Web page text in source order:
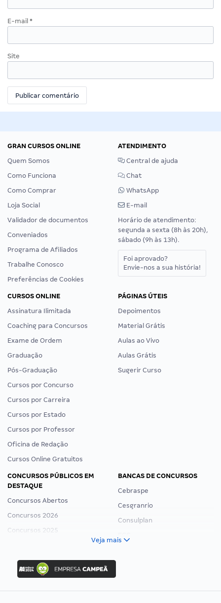
E-mail *
Site
GRAN CURSOS ONLINE
Quem Somos
Como Funciona
Como Comprar
Loja Social
Validador de documentos
Conveniados
Programa de Afiliados
Trabalhe Conosco
Preferências de Cookies
ATENDIMENTO
Central de ajuda
Chat
WhatsApp
E-mail
Horário de atendimento:
segunda a sexta (8h às 20h),
sábado (9h às 13h).
Foi aprovado?
Envie-nos a sua história!
CURSOS ONLINE
Assinatura Ilimitada
Coaching para Concursos
Exame de Ordem
Graduação
Pós-Graduação
Cursos por Concurso
Cursos por Carreira
Cursos por Estado
Cursos por Professor
Oficina de Redação
Cursos Online Gratuitos
PÁGINAS ÚTEIS
Depoimentos
Material Grátis
Aulas ao Vivo
Aulas Grátis
Sugerir Curso
CONCURSOS PÚBLICOS EM
DESTAQUE
Concursos Abertos
Concursos 2026
Concursos 2025
Concurso Ibama
Concurso MPU
Editais publicados
BANCAS DE CONCURSOS
Cebraspe
Cesgranrio
Consulplan
Veja mais